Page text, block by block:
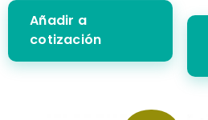
Añadir a
cotización